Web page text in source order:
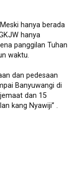
hanya berada
hanya
panggilan Tuhan
waktu.
dan pedesaan
Banyuwangi di
dan 15
kang Nyawiji” .